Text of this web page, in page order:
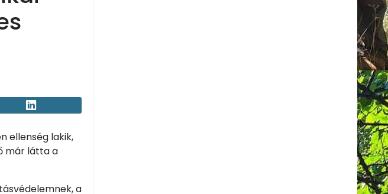
ellenség lakik,
már látta a
a